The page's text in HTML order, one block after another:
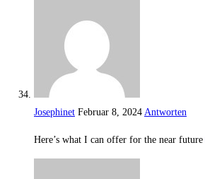
Josephinet Februar 8, 2024 Antworten
Here’s what I can offer for the near future